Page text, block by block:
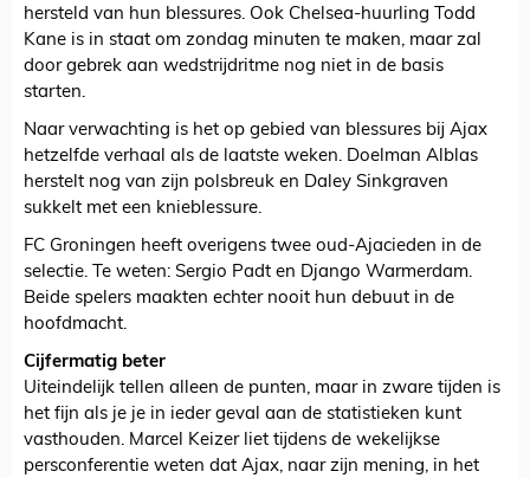
hersteld van hun blessures. Ook Chelsea-huurling Todd
Kane is in staat om zondag minuten te maken, maar zal
door gebrek aan wedstrijdritme nog niet in de basis
starten.
Naar verwachting is het op gebied van blessures bij Ajax
hetzelfde verhaal als de laatste weken. Doelman Alblas
herstelt nog van zijn polsbreuk en Daley Sinkgraven
sukkelt met een knieblessure.
FC Groningen heeft overigens twee oud-Ajacieden in de
selectie. Te weten: Sergio Padt en Django Warmerdam.
Beide spelers maakten echter nooit hun debuut in de
hoofdmacht.
Cijfermatig beter
Uiteindelijk tellen alleen de punten, maar in zware tijden is
het fijn als je je in ieder geval aan de statistieken kunt
vasthouden. Marcel Keizer liet tijdens de wekelijkse
persconferentie weten dat Ajax, naar zijn mening, in het